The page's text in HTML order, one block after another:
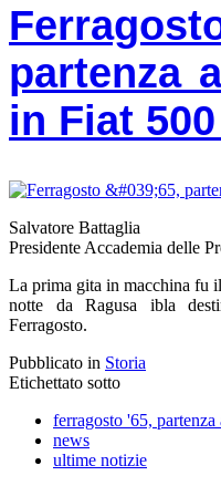
partenza
in Fiat
Salvatore Battaglia
Presidente Accademia delle
La prima gita in macchina fu
notte da Ragusa ibla
Ferragosto.
Pubblicato in Storia
Etichettato sotto
ferragosto '65,
news
ultime notizie